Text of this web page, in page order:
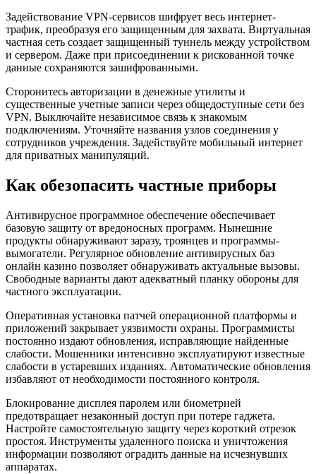
Задействование VPN-сервисов шифрует весь интернет-
трафик, преобразуя его защищенным для захвата. Виртуальная
частная сеть создает защищенный туннель между устройством
и сервером. Даже при присоединении к рискованной точке
данные сохраняются зашифрованными.
Сторонитесь авторизации в денежные утилиты и
существенные учетные записи через общедоступные сети без
VPN. Выключайте независимое связь к знакомым
подключениям. Уточняйте названия узлов соединения у
сотрудников учреждения. Задействуйте мобильный интернет
для приватных манипуляций.
Как обезопасить частные приборы
Антивирусное программное обеспечение обеспечивает
базовую защиту от вредоносных программ. Нынешние
продукты обнаруживают заразу, троянцев и программы-
вымогатели. Регулярное обновление антивирусных баз
онлайн казино позволяет обнаруживать актуальные вызовы.
Свободные варианты дают адекватный планку обороны для
частного эксплуатации.
Оперативная установка патчей операционной платформы и
приложений закрывает уязвимости охраны. Программисты
постоянно издают обновления, исправляющие найденные
слабости. Мошенники интенсивно эксплуатируют известные
слабости в устаревших изданиях. Автоматические обновления
избавляют от необходимости постоянного контроля.
Блокирование дисплея паролем или биометрией
предотвращает незаконный доступ при потере гаджета.
Настройте самостоятельную защиту через короткий отрезок
простоя. Инструменты удаленного поиска и уничтожения
информации позволяют оградить данные на исчезнувших
аппаратах.